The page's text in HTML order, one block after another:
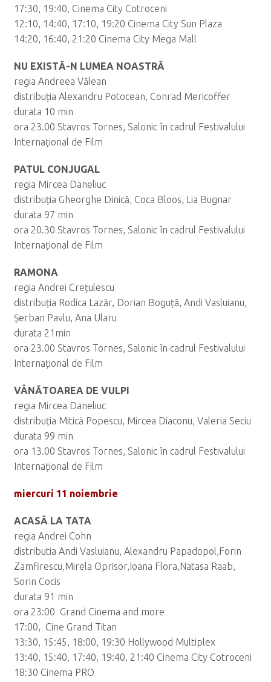
17:30, 19:40, Cinema City Cotroceni
12:10, 14:40, 17:10, 19:20 Cinema City Sun Plaza
14:20, 16:40, 21:20 Cinema City Mega Mall
NU EXISTĂ-N LUMEA NOASTRĂ
regia Andreea Vălean
distribuția Alexandru Potocean, Conrad Mericoffer
durata 10 min
ora 23.00 Stavros Tornes, Salonic în cadrul Festivalului
Internațional de Film
PATUL CONJUGAL
regia Mircea Daneliuc
distribuția Gheorghe Dinică, Coca Bloos, Lia Bugnar
durata 97 min
ora 20.30 Stavros Tornes, Salonic în cadrul Festivalului
Internațional de Film
RAMONA
regia Andrei Crețulescu
distribuția Rodica Lazăr, Dorian Boguță, Andi Vasluianu,
Șerban Pavlu, Ana Ularu
durata 21min
ora 23.00 Stavros Tornes, Salonic în cadrul Festivalului
Internațional de Film
VÂNĂTOAREA DE VULPI
regia Mircea Daneliuc
distribuția Mitică Popescu, Mircea Diaconu, Valeria Seciu
durata 99 min
ora 13.00 Stavros Tornes, Salonic în cadrul Festivalului
Internațional de Film
miercuri 11 noiembrie
ACASĂ LA TATA
regia Andrei Cohn
distributia Andi Vasluianu, Alexandru Papadopol,Forin
Zamfirescu,Mirela Oprisor,Ioana Flora,Natasa Raab,
Sorin Cocis
durata 91 min
ora 23:00 Grand Cinema and more
17:00, Cine Grand Titan
13:30, 15:45, 18:00, 19:30 Hollywood Multiplex
13:40, 15:40, 17:40, 19:40, 21:40 Cinema City Cotroceni
18:30 Cinema PRO